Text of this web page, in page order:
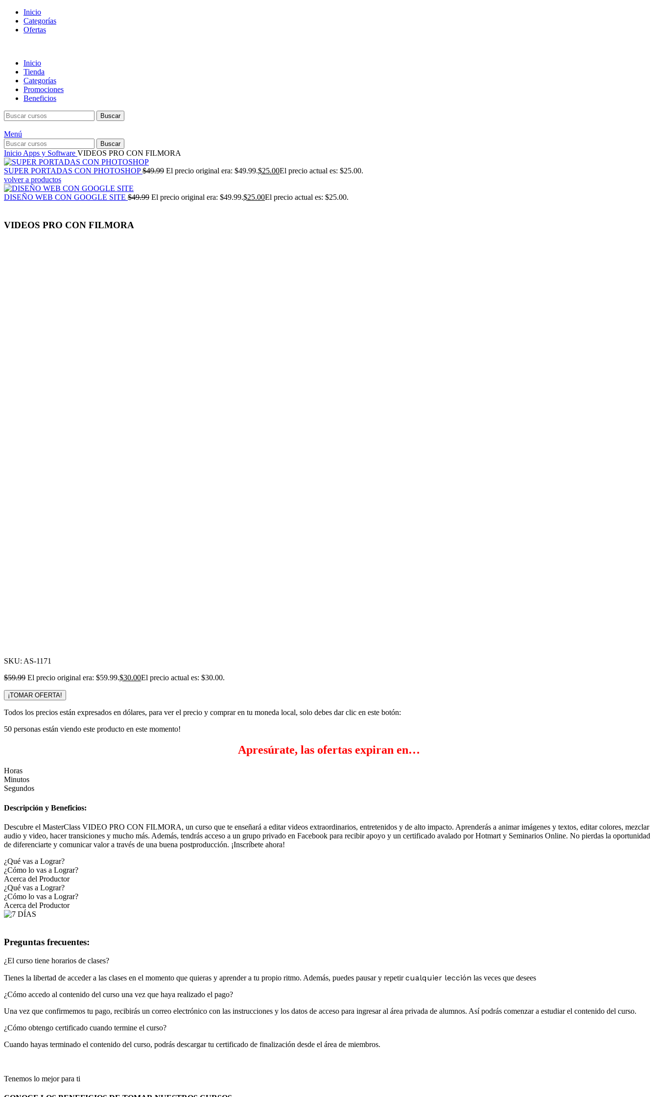
Inicio
Categorías
Ofertas
Inicio
Tienda
Categorías
Promociones
Beneficios
Buscar
Menú
Buscar
Inicio Apps y Software VIDEOS PRO CON FILMORA
SUPER PORTADAS CON PHOTOSHOP$49.99 El precio original era: $49.99.$25.00El precio actual es: $25.00.
volver a productos
DISEÑO WEB CON GOOGLE SITE $49.99 El precio original era: $49.99.$25.00El precio actual es: $25.00.
VIDEOS PRO CON FILMORA
SKU: AS-1171
$59.99 El precio original era: $59.99.$30.00El precio actual es: $30.00.
¡TOMAR OFERTA!
Todos los precios están expresados en dólares, para ver el precio y comprar en tu moneda local, solo debes dar clic en este botón:
50 personas están viendo este producto en este momento!
Apresúrate, las ofertas expiran en…
Horas
Minutos
Segundos
Descripción y Beneficios:
Descubre el MasterClass VIDEO PRO CON FILMORA, un curso que te enseñará a editar videos extraordinarios, entretenidos y de alto impacto. Aprenderás a animar imágenes y textos, editar colores, mezclar
audio y video, hacer transiciones y mucho más. Además, tendrás acceso a un grupo privado en Facebook para recibir apoyo y un certificado avalado por Hotmart y Seminarios Online. No pierdas la oportunidad
de diferenciarte y comunicar valor a través de una buena postproducción. ¡Inscríbete ahora!
¿Qué vas a Lograr?
¿Cómo lo vas a Lograr?
Acerca del Productor
¿Qué vas a Lograr?
¿Cómo lo vas a Lograr?
Acerca del Productor
Preguntas frecuentes:
¿El curso tiene horarios de clases?
Tienes la libertad de acceder a las clases en el momento que quieras y aprender a tu propio ritmo. Además, puedes pausar y repetircualquier lección las veces que desees
¿Cómo accedo al contenido del curso una vez que haya realizado el pago?
Una vez que confirmemos tu pago, recibirás un correo electrónico con las instrucciones y los datos de acceso para ingresar al área privada de alumnos. Así podrás comenzar a estudiar el contenido del curso.
¿Cómo obtengo certificado cuando termine el curso?
Cuando hayas terminado el contenido del curso, podrás descargar tu certificado de finalización desde el área de miembros.
Tenemos lo mejor para ti